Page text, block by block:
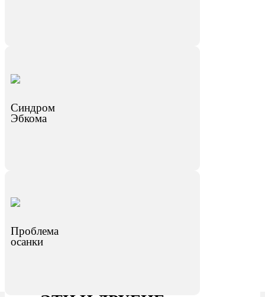
Синдром
Эбкома
Проблема
осанки